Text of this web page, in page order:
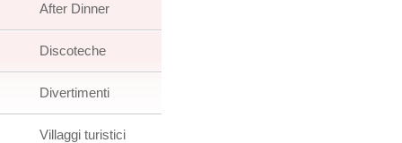
After Dinner
Discoteche
Divertimenti
Villaggi turistici